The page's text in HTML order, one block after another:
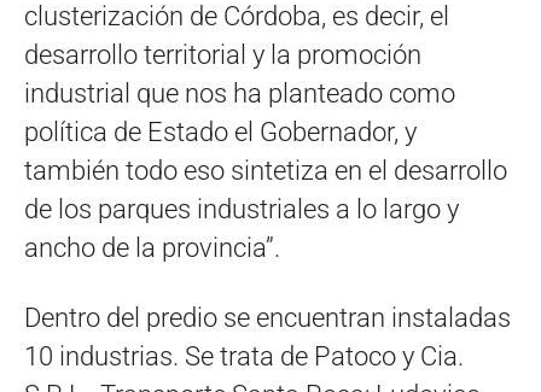
clusterización de Córdoba, es decir, el
desarrollo territorial y la promoción
industrial que nos ha planteado como
política de Estado el Gobernador, y
también todo eso sintetiza en el desarrollo
de los parques industriales a lo largo y
ancho de la provincia”.
Dentro del predio se encuentran instaladas
10 industrias. Se trata de Patoco y Cia.